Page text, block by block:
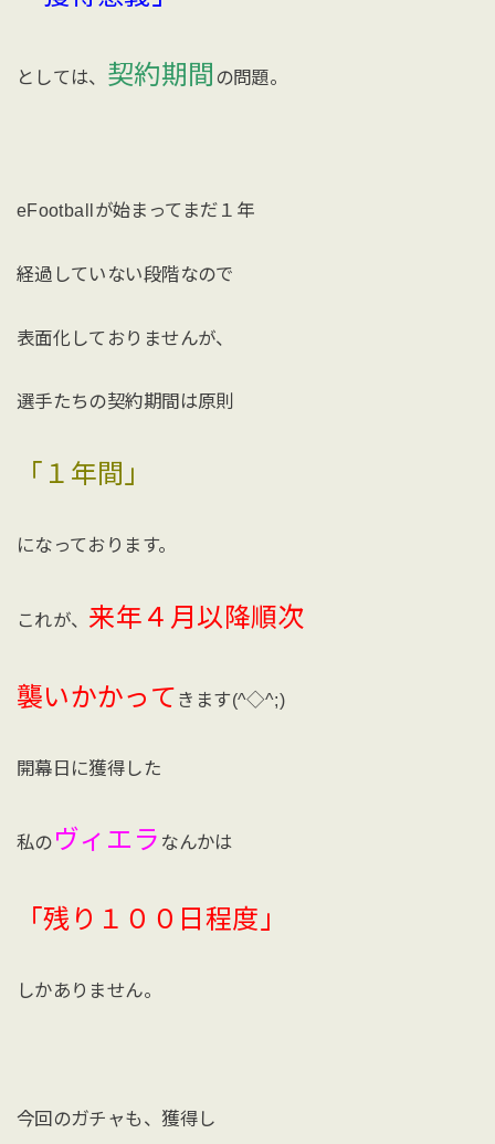
としては、 契約期間 の問題。
eFootballが始まってまだ１年
経過していない段階なので
表面化しておりませんが、
選手たちの契約期間は原則
「１年間」
になっております。
これが、 来年４月以降順次
襲いかかって きます(^◇^;)
開幕日に獲得した
私の ヴィエラ なんかは
「残り１００日程度」
しかありません。
今回のガチャも、獲得し